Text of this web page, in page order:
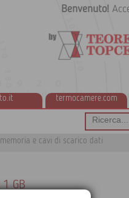
termocamere.com
Benvenuto!
memoria e cavi di scarico dati
GB